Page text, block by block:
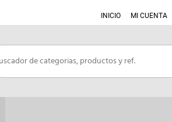
INICIO MI CUENTA